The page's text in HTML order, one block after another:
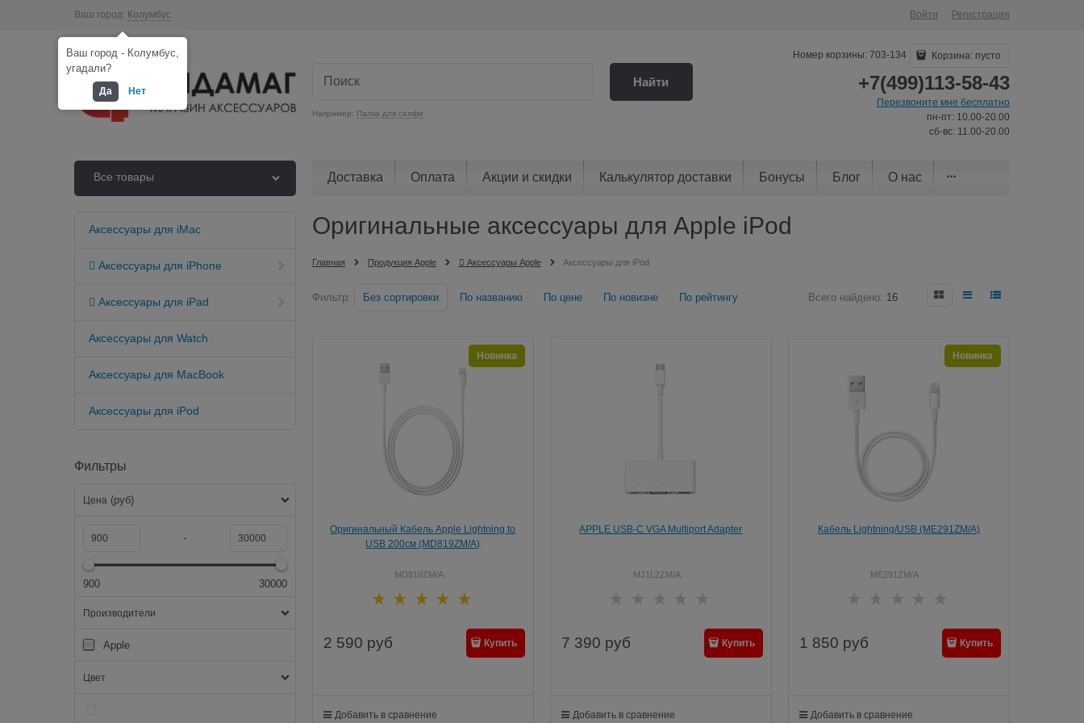
Ваш город: Колумбус Войти Регистрация
Например: Палка для селфи
Найти
Номер корзины: 703-134 Корзина: пусто
+7(499)113-58-43
Перезвоните мне бесплатно
пн-пт: 10.00-20.00
сб-вс: 11.00-20.00
Все товары Доставка Оплата Акции и скидки Калькулятор доставки Бонусы Блог О нас
Аксессуары для iMac
 Аксессуары для iPhone
 Аксессуары для iPad
Аксессуары для Watch
Аксессуары для MacBook
Аксессуары для iPod
Фильтры
Цена (руб)
-
900 30000
Производители
Apple
Цвет
Оригинальные аксессуары для Apple iPod
Главная Продукция Apple  Аксессуары Apple Аксессуары для iPod
Фильтр: Без сортировки По названию По цене По новизне По рейтингу Всего найдено: 16
Оригинальный Кабель Apple Lightning to
USB 200см (MD819ZM/A)
MD819ZM/A
Новинка
2 590 руб Купить
Добавить в сравнение
APPLE USB-C VGA Multiport Adapter
MJ1L2ZM/A
7 390 руб Купить
Добавить в сравнение
Кабель Lightning/USB (ME291ZM/A)
ME291ZM/A
Новинка
1 850 руб Купить
Добавить в сравнение
Ваш город - Колумбус,
угадали?
Да Нет